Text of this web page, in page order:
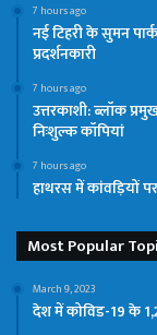
7 hours ago
नई टिहरी के सुमन
प्रदर्शनकारी
7 hours ago
उत्तरकाशी: ब्लॉक
निःशुल्क कॉपियां
7 hours ago
हाथरस में कांवड़ियों पर
Most Popular
March 9, 2023
देश में कोविड-19 के